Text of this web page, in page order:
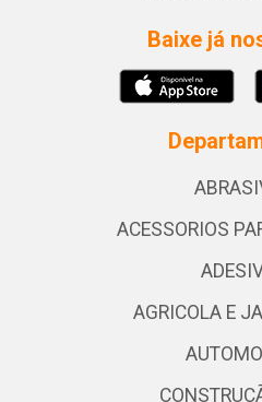
Baixe já
ACESSORIOS
AGRICOLA E